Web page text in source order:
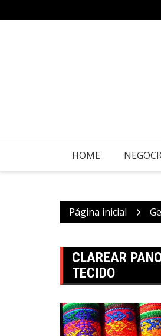
para
HOME
Página inicial
CLAREAR
TECIDO